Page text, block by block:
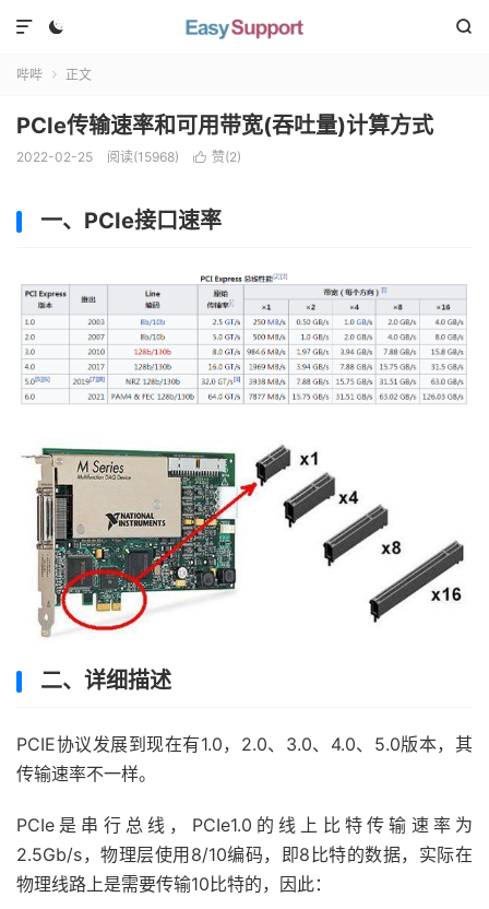
 

哔哔  正文
PCIe传输速率和可用带宽(吞吐量)计算方式
2022-02-25 阅读(15968)  赞(2)
一、PCIe接口速率
二、详细描述
PCIE协议发展到现在有1.0，2.0、3.0、4.0、5.0版本，其
传输速率不一样。
PCIe是串行总线，PCIe1.0的线上比特传输速率为
2.5Gb/s，物理层使用8/10编码，即8比特的数据，实际在
物理线路上是需要传输10比特的，因此：